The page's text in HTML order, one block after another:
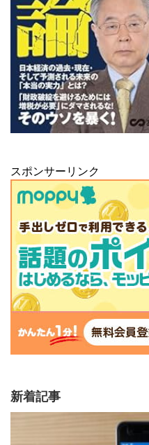
スポンサーリンク
新着記事